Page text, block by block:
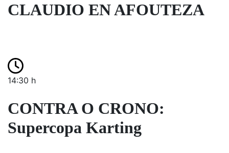
CLAUDIO EN AFOUTEZA
14:30 h
CONTRA O CRONO:
Supercopa Karting